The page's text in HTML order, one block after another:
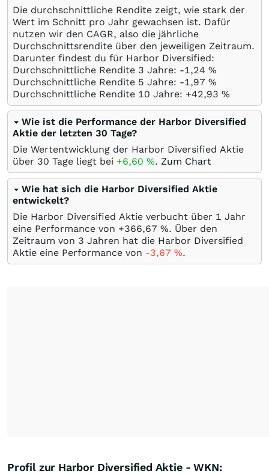
Die durchschnittliche Rendite zeigt, wie stark der
Wert im Schnitt pro Jahr gewachsen ist. Dafür
nutzen wir den CAGR, also die jährliche
Durchschnittsrendite über den jeweiligen Zeitraum.
Darunter findest du für Harbor Diversified:
Durchschnittliche Rendite 3 Jahre: -1,24 %
Durchschnittliche Rendite 5 Jahre: -1,97 %
Durchschnittliche Rendite 10 Jahre: +42,93 %
Wie ist die Performance der Harbor Diversified
Aktie der letzten 30 Tage?
Die Wertentwicklung der Harbor Diversified Aktie
über 30 Tage liegt bei +6,60 %. Zum Chart
Wie hat sich die Harbor Diversified Aktie
entwickelt?
Die Harbor Diversified Aktie verbucht über 1 Jahr
eine Performance von +366,67 %. Über den
Zeitraum von 3 Jahren hat die Harbor Diversified
Aktie eine Performance von -3,67 %.
Profil zur Harbor Diversified Aktie - WKN: